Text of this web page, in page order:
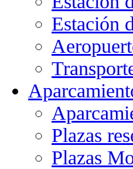
Estación
Plazas
Plazas